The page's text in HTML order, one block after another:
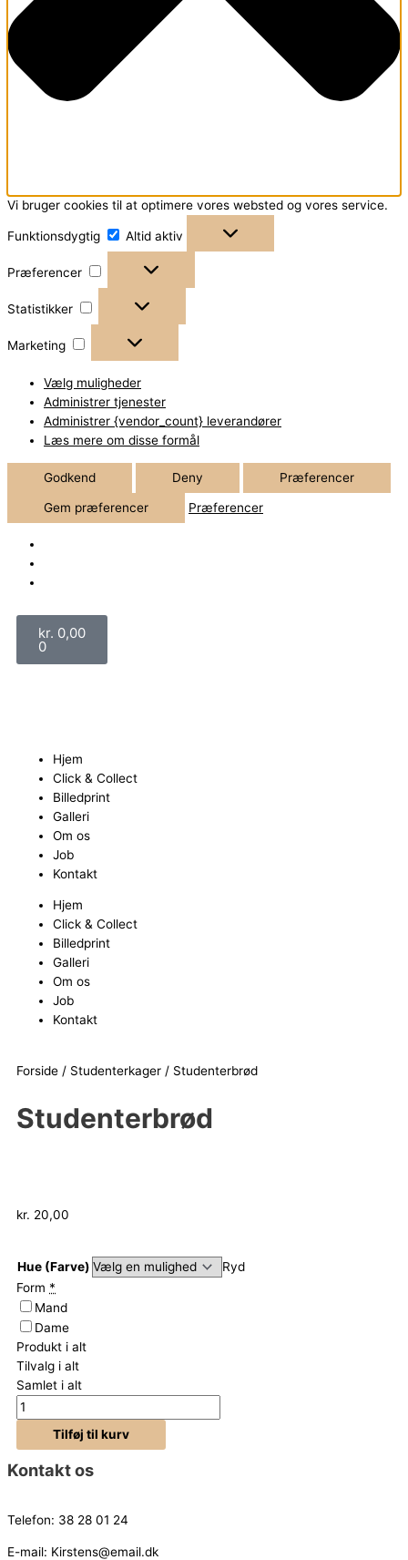
Vi bruger cookies til at optimere vores websted og vores service.
Funktionsdygtig Altid aktiv
Præferencer
Statistikker
Marketing
Vælg muligheder
Administrer tjenester
Administrer {vendor_count} leverandører
Læs mere om disse formål
Godkend Deny Præferencer
Gem præferencer Præferencer
kr. 0,00
0
Kurv
Hjem
Click & Collect
Billedprint
Galleri
Om os
Job
Kontakt
Hjem
Click & Collect
Billedprint
Galleri
Om os
Job
Kontakt
Forside / Studenterkager / Studenterbrød
Studenterbrød
kr. 20,00
Hue (Farve)
Ryd
Form *
Mand
Dame
Produkt i alt
Tilvalg i alt
Samlet i alt
Studenterbrød
antal
Tilføj til kurv
Kontakt os
Telefon: 38 28 01 24
E-mail: Kirstens@email.dk